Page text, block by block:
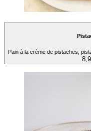
Pain à la crème de pistaches,